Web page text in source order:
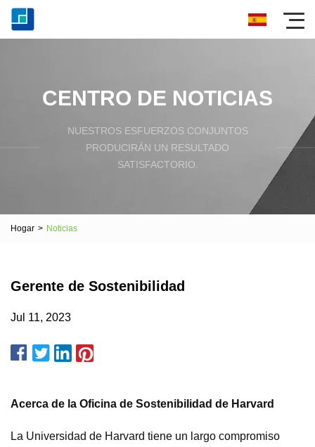
CENTRO DE NOTICIAS
NUESTROS ESFUERZOS CONJUNTOS
PRODUCIRÁN UN RESULTADO
SATISFACTORIO.
Hogar > Noticias
Gerente de Sostenibilidad
Jul 11, 2023
Acerca de la Oficina de Sostenibilidad de Harvard
La Universidad de Harvard tiene un largo compromiso